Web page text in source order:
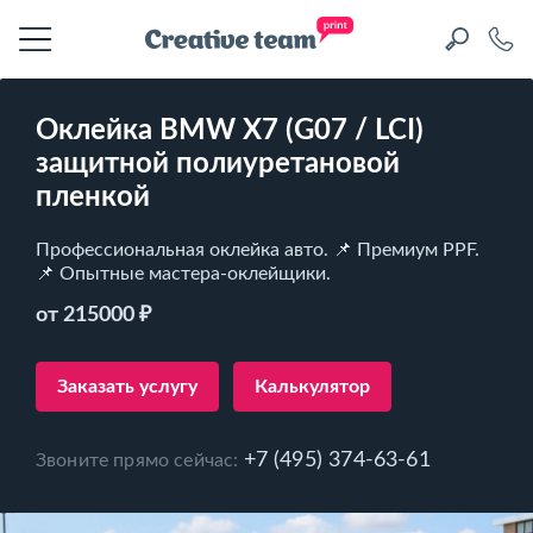
Оклейка BMW X7 (G07 / LCI)
защитной полиуретановой
пленкой
Профессиональная оклейка авто. 📌 Премиум PPF.
📌 Опытные мастера-оклейщики.
от 215000 ₽
Заказать услугу Калькулятор
Звоните прямо сейчас: +7 (495) 374-63-61